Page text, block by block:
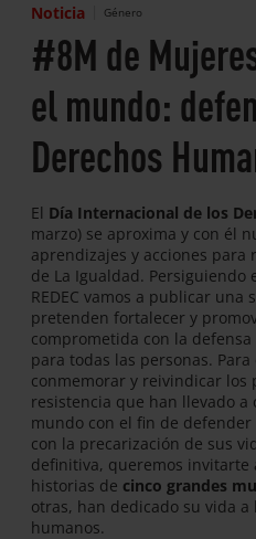
Noticia Género
#8M de
el mundo:
Derechos
El Día Internacional de los
marzo) se aproxima y con él
aprendizajes y acciones para
de La Igualdad. Persiguiendo
REDEC vamos a publicar
pretenden fortalecer y
comprometida con la
para todas las personas.
conmemorar y reivindicar los
resistencia que han llevado a
mundo con el fin de
con la precarización de sus
definitiva, queremos invitarte
historias de cinco grandes
otras, han dedicado su vida
humanos.